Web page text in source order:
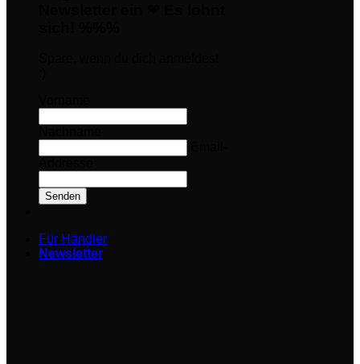
Senden
Für Händler
Newsletter